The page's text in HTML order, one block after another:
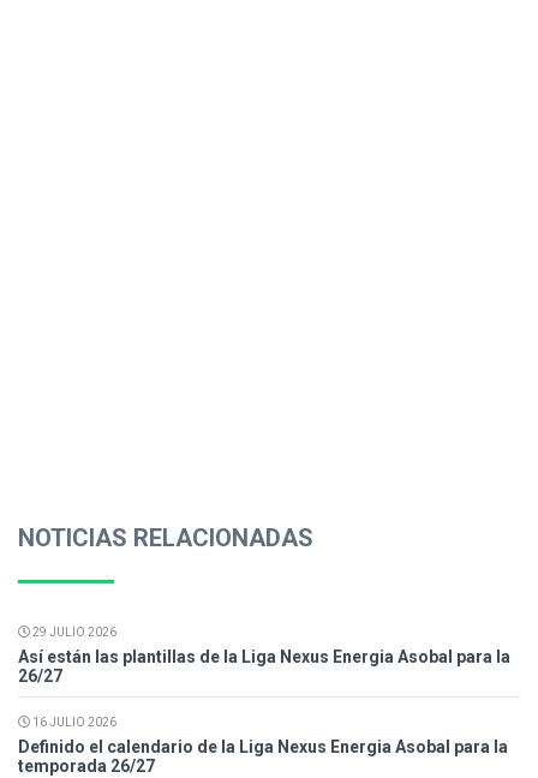
NOTICIAS RELACIONADAS
29 JULIO 2026
Así están las plantillas de la Liga Nexus Energia Asobal para la
26/27
16 JULIO 2026
Definido el calendario de la Liga Nexus Energia Asobal para la
temporada 26/27